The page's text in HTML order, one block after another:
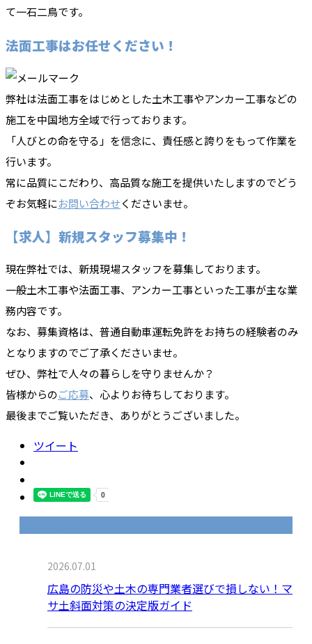
て一石二鳥です。
法面工事はお任せください！
弊社は法面工事をはじめとした土木工事やアンカー工事などの
施工を中国地方全域で行っております。
「人びとの命を守る」を信念に、責任感と誇りをもって作業を
行います。
常に品質にこだわり、高品質な施工を提供いたしますのでどう
ぞお気軽にお問い合わせくださいませ。
【求人】新規スタッフ募集中！
現在弊社では、新規現場スタッフを募集しております。
一般土木工事や法面工事、アンカー工事といった工事が主な業
務内容です。
なお、募集資格は、普通自動車運転免許をお持ちの経験者のみ
となりますのでご了承くださいませ。
ぜひ、弊社で人々の暮らしを守りませんか？
皆様からのご応募、心よりお待ちしております。
最後までご覧いただき、ありがとうございました。
ツイート
2026.07.01
広島の防災や土木の専門業者選びで損しない！マ
サ土斜面対策の決定版ガイド